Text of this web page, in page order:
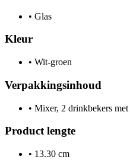
• Glas
Kleur
• Wit-groen
Verpakkingsinhoud
• Mixer, 2 drinkbekers
Product lengte
• 13.30 cm